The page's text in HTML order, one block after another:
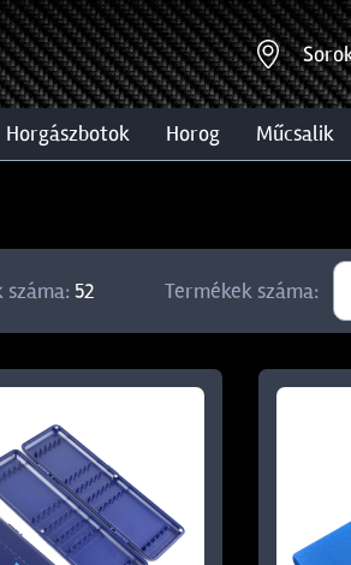
horgászbotok horog műcsalik
52 Termékek száma: